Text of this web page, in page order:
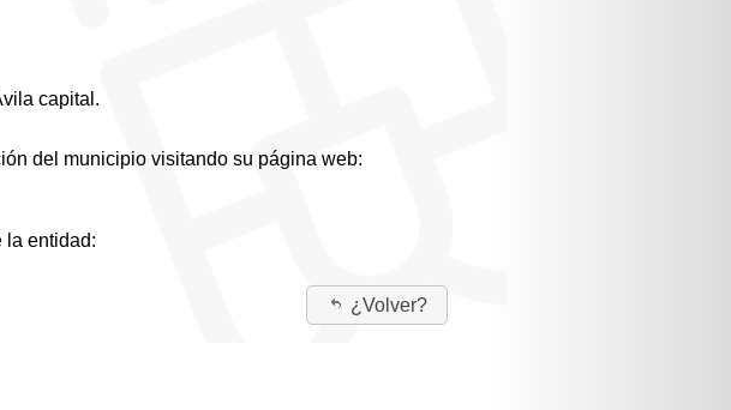
capital.
del municipio visitando su página web:
la entidad:
¿Volver?